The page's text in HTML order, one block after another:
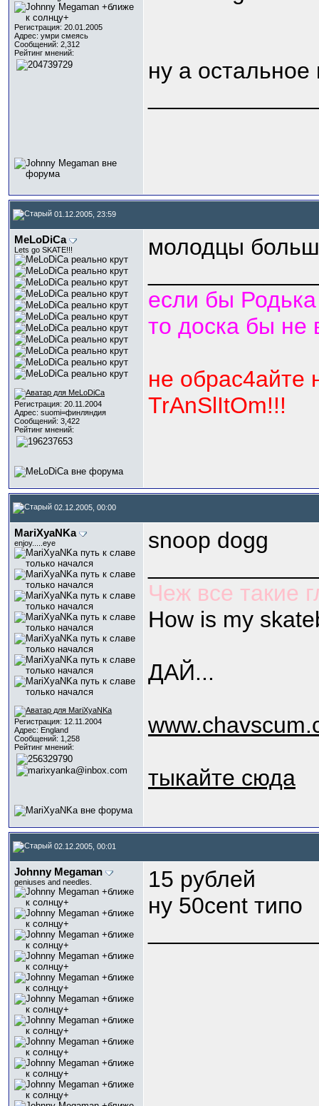
Регистрация: 20.01.2005
Адрес: умри смеясь
Сообщений: 2,312
Рейтинг мнений:
ну а остальное
01.12.2005, 23:59
MeLoDiCa
Lets go SKATE!!!
Регистрация: 20.11.2004
Адрес: suomi=финляндия
Сообщений: 3,422
Рейтинг мнений:
молодцы
если бы
то доска бы
не
TrAnSlItOm!!!
02.12.2005, 00:00
МariXyaNKa
enjoy.....eye
Регистрация: 12.11.2004
Адрес: England
Сообщений: 1,258
Рейтинг мнений:
snoop dogg
Чеж все такие
How is my
ДАЙ...
тыкайте сюда
02.12.2005, 00:01
Johnny Megaman
geniuses and needles.
15 рублей
ну 50cent типо